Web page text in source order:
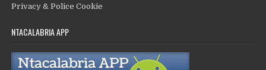
Privacy & Police Cookie
NTACALABRIA APP